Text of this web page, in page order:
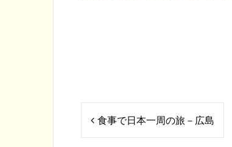
投
稿 食事で日本一周の旅－広島